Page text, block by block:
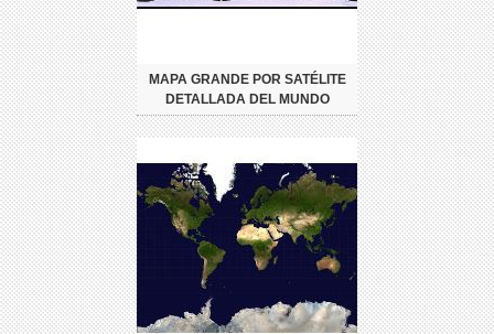
MAPA GRANDE POR SATÉLITE
DETALLADA DEL MUNDO